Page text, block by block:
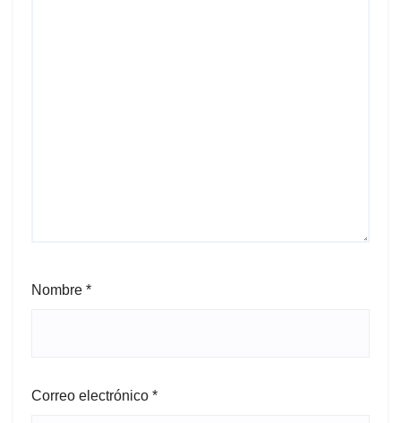
Nombre *
Correo electrónico *